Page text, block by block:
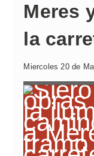
Meres
la
Miercoles 20 de